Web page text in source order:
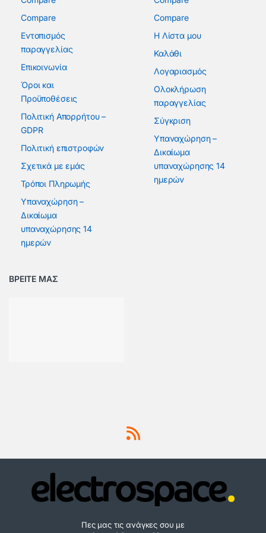
Compare
Εντοπισμός
παραγγελίας
Επικοινωνία
Όροι και
Προϋποθέσεις
Πολιτική Απορρήτου –
GDPR
Πολιτική επιστροφών
Σχετικά με εμάς
Τρόποι Πληρωμής
Υπαναχώρηση –
Δικαίωμα
υπαναχώρησης 14
ημερών
Compare
Η Λίστα μου
Καλάθι
Λογαριασμός
Ολοκλήρωση
παραγγελίας
Σύγκριση
Υπαναχώρηση –
Δικαίωμα
υπαναχώρησης 14
ημερών
ΒΡΕΙΤΕ ΜΑΣ
Πες μας τις ανάγκες σου με